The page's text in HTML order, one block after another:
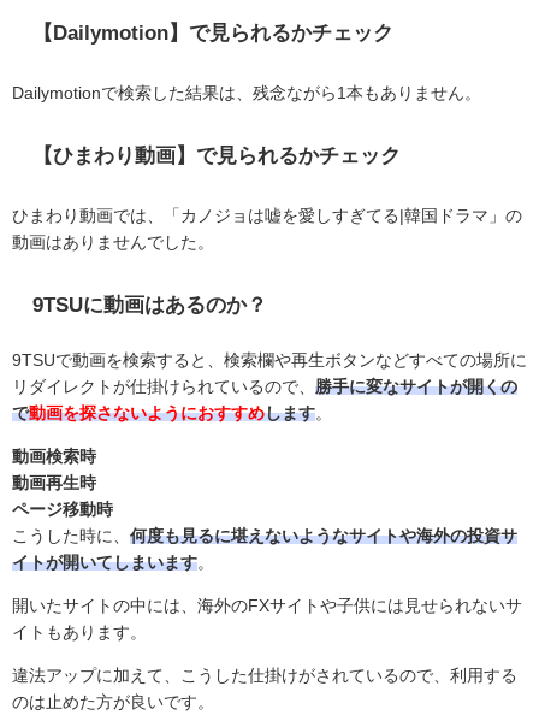
【Dailymotion】で見られるかチェック
Dailymotionで検索した結果は、残念ながら1本もありません。
【ひまわり動画】で見られるかチェック
ひまわり動画では、「カノジョは嘘を愛しすぎてる |韓国ドラマ」の
動画はありませんでした。
9TSUに動画はあるのか？
9TSUで動画を検索すると、検索欄や再生ボタンなどすべての場所に
リダイレクトが仕掛けられているので、 勝手に変なサイトが開くの
で動画を探さないようにおすすめします。
動画検索時
動画再生時
ページ移動時
こうした時に、 何度も見るに堪えないようなサイトや海外の投資サ
イトが開いてしまいます。
開いたサイトの中には、海外のFXサイトや子供には見せられないサ
イトもあります。
違法アップに加えて、こうした仕掛けがされているので、利用する
のは止めた方が良いです。